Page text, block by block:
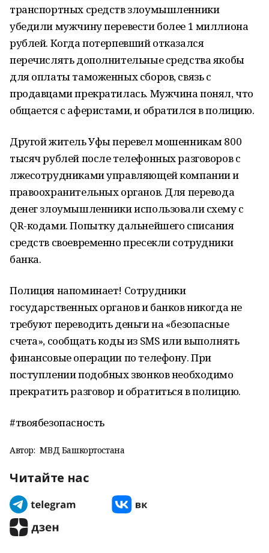
транспортных средств злоумышленники
убедили мужчину перевести более 1 миллиона
рублей. Когда потерпевший отказался
перечислять дополнительные средства якобы
для оплаты таможенных сборов, связь с
продавцами прекратилась. Мужчина понял, что
общается с аферистами, и обратился в полицию.
Другой житель Уфы перевел мошенникам 800
тысяч рублей после телефонных разговоров с
лжесотрудниками управляющей компании и
правоохранительных органов. Для перевода
денег злоумышленники использовали схему с
QR-кодами. Попытку дальнейшего списания
средств своевременно пресекли сотрудники
банка.
Полиция напоминает! Сотрудники
государственных органов и банков никогда не
требуют переводить деньги на «безопасные
счета», сообщать коды из SMS или выполнять
финансовые операции по телефону. При
поступлении подобных звонков необходимо
прекратить разговор и обратиться в полицию.
#твоябезопасность
Автор: МВД Башкортостана
Читайте нас